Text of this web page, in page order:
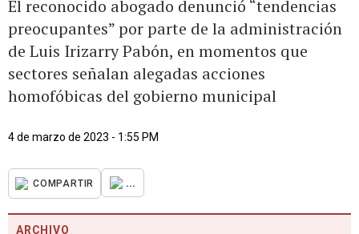
El reconocido abogado denunció “tendencias
preocupantes” por parte de la administración
de Luis Irizarry Pabón, en momentos que
sectores señalan alegadas acciones
homofóbicas del gobierno municipal
4 de marzo de 2023 - 1:55 PM
COMPARTIR ...
ARCHIVO